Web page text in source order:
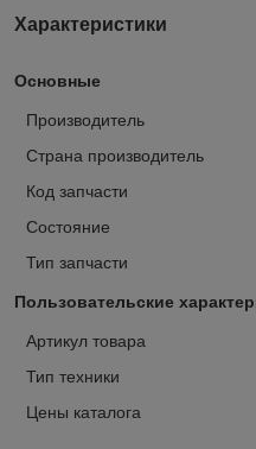
Характеристики
Основные
Производитель
Страна производитель
Код запчасти
Состояние
Тип запчасти
Пользовательские
Артикул товара
Тип техники
Цены каталога